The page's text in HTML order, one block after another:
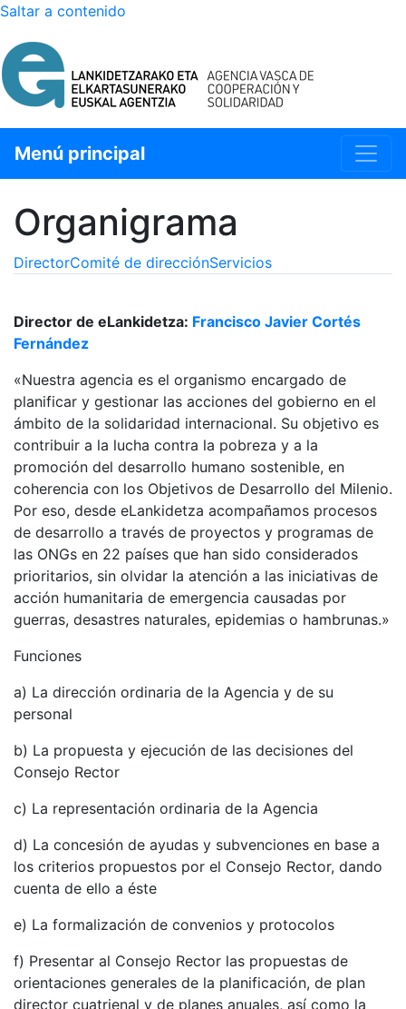
Saltar a contenido
Menú principal
Organigrama
DirectorComité de direcciónServicios
Director de eLankidetza: Francisco Javier Cortés
Fernández
«Nuestra agencia es el organismo encargado de
planificar y gestionar las acciones del gobierno en el
ámbito de la solidaridad internacional. Su objetivo es
contribuir a la lucha contra la pobreza y a la
promoción del desarrollo humano sostenible, en
coherencia con los Objetivos de Desarrollo del Milenio.
Por eso, desde eLankidetza acompañamos procesos
de desarrollo a través de proyectos y programas de
las ONGs en 22 países que han sido considerados
prioritarios, sin olvidar la atención a las iniciativas de
acción humanitaria de emergencia causadas por
guerras, desastres naturales, epidemias o hambrunas.»
Funciones
a) La dirección ordinaria de la Agencia y de su
personal
b) La propuesta y ejecución de las decisiones del
Consejo Rector
c) La representación ordinaria de la Agencia
d) La concesión de ayudas y subvenciones en base a
los criterios propuestos por el Consejo Rector, dando
cuenta de ello a éste
e) La formalización de convenios y protocolos
f) Presentar al Consejo Rector las propuestas de
orientaciones generales de la planificación, de plan
director cuatrienal y de planes anuales, así como la